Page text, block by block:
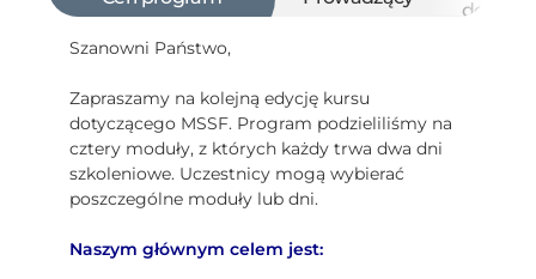
Szanowni Państwo,
Zapraszamy na kolejną edycję kursu
dotyczącego MSSF. Program podzieliliśmy na
cztery moduły, z których każdy trwa dwa dni
szkoleniowe. Uczestnicy mogą wybierać
poszczególne moduły lub dni.
Naszym głównym celem jest: